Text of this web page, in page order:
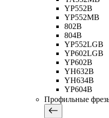
YP552B
YP552MB
802B
804B
YP552LGB
YP602LGB
YP602B
YH632B
YH634B
YP604B
Профильные